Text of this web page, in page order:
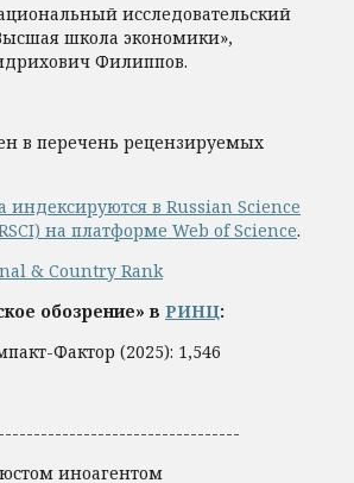
исследовательский
школа экономики»,
Филиппов.
в перечень рецензируемых
индексируются в Russian Science
на платформе Web of Science.
обозрение» в РИНЦ:
Фактор (2025): 1,546
иноагентом